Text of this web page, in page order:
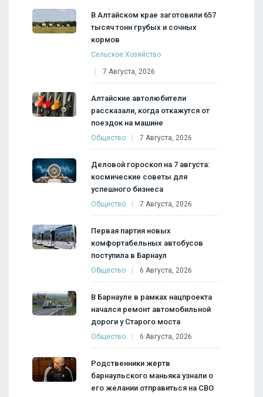
В Алтайском крае заготовили 657
тысяч тонн грубых и сочных
кормов
Сельское Хозяйство
7 Августа, 2026
Алтайские автолюбители
рассказали, когда откажутся от
поездок на машине
Общество 7 Августа, 2026
Деловой гороскоп на 7 августа:
космические советы для
успешного бизнеса
Общество 7 Августа, 2026
Первая партия новых
комфортабельных автобусов
поступила в Барнаул
Общество 6 Августа, 2026
В Барнауле в рамках нацпроекта
начался ремонт автомобильной
дороги у Старого моста
Общество 6 Августа, 2026
Родственники жертв
барнаульского маньяка узнали о
его желании отправиться на СВО